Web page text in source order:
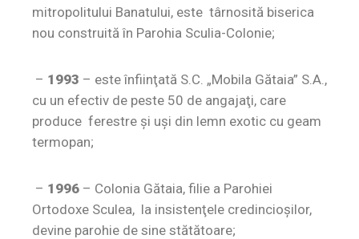
mitropolitului Banatului, este târnosită biserica
nou construită în Parohia Sculia-Colonie;
– 1993 – este înfiinţată S.C. „Mobila Gătaia” S.A.,
cu un efectiv de peste 50 de angajaţi, care
produce ferestre şi uşi din lemn exotic cu geam
termopan;
– 1996 – Colonia Gătaia, filie a Parohiei
Ortodoxe Sculea, la insistenţele credincioşilor,
devine parohie de sine stătătoare;